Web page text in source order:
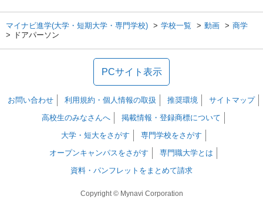
マイナビ進学(大学・短期大学・専門学校) 学校一覧 動画
商学
ドアパーソン
PCサイト表示
お問い合わせ 利用規約・個人情報の取扱 推奨環境
サイトマップ
高校生のみなさんへ
掲載情報・登録商標について
大学・短大をさがす
専門学校をさがす
オープンキャンパスをさがす
専門職大学とは
資料・パンフレットをまとめて請求
Copyright © Mynavi Corporation